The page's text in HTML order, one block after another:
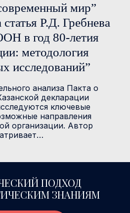
мир”
Р.Д. Гребнева
в год 80-летия
методология
исследований”
анализа Пакта о
декларации
ключевые
направления
организации. Автор
ПОДХОД
ЗНАНИЯМ